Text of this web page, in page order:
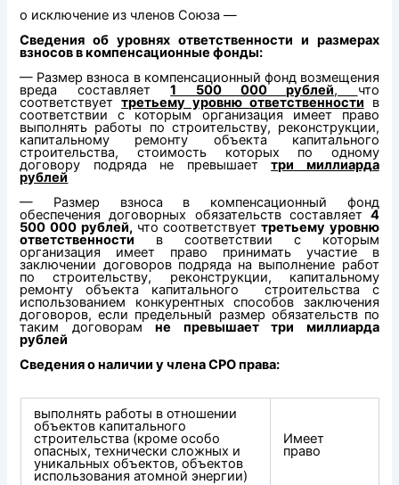
о исключение из членов Союза —
Сведения об уровнях ответственности и размерах
взносов в компенсационные фонды:
— Размер взноса в компенсационный фонд возмещения
вреда составляет1 500 000 рублей, что
соответствуеттретьему уровню ответственности в
соответствии с которым организация имеет право
выполнять работы по строительству, реконструкции,
капитальному ремонту объекта капитального
строительства, стоимость которых по одному
договору подряда не превышаеттри миллиарда
рублей
— Размер взноса в компенсационный фонд
обеспечения договорных обязательств составляет 4
500 000 рублей, что соответствует третьему уровню
ответственности в соответствии с которым
организация имеет право принимать участие в
заключении договоров подряда на выполнение работ
по строительству, реконструкции, капитальному
ремонту объекта капитального строительства с
использованием конкурентных способов заключения
договоров, если предельный размер обязательств по
таким договорамне превышает три миллиарда
рублей
Сведения о наличии у члена СРО права:
выполнять работы в отношении
объектов капитального
строительства (кроме особо
опасных, технически сложных и
уникальных объектов, объектов
использования атомной энергии)
Имеет
право